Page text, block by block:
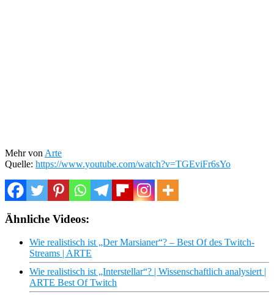
Mehr von Arte
Quelle: https://www.youtube.com/watch?v=TGEviFr6sYo
Ähnliche Videos:
Wie realistisch ist „Der Marsianer“? – Best Of des Twitch-
Streams | ARTE
Wie realistisch ist „Interstellar“? | Wissenschaftlich analysiert |
ARTE Best Of Twitch